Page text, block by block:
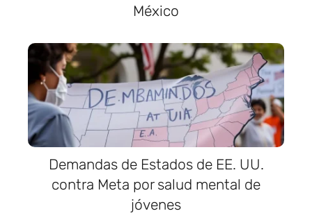
México
Demandas de Estados de EE. UU.
contra Meta por salud mental de
jóvenes